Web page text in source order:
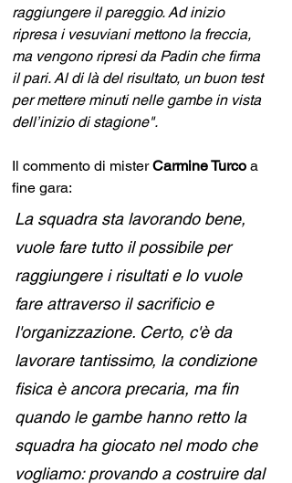
raggiungere il pareggio. Ad inizio
ripresa i vesuviani mettono la freccia,
ma vengono ripresi da Padin che firma
il pari. Al di là del risultato, un buon test
per mettere minuti nelle gambe in vista
dell’inizio di stagione".
Il commento di mister Carmine Turco a
fine gara:
La squadra sta lavorando bene,
vuole fare tutto il possibile per
raggiungere i risultati e lo vuole
fare attraverso il sacrificio e
l'organizzazione. Certo, c'è da
lavorare tantissimo, la condizione
fisica è ancora precaria, ma fin
quando le gambe hanno retto la
squadra ha giocato nel modo che
vogliamo: provando a costruire dal